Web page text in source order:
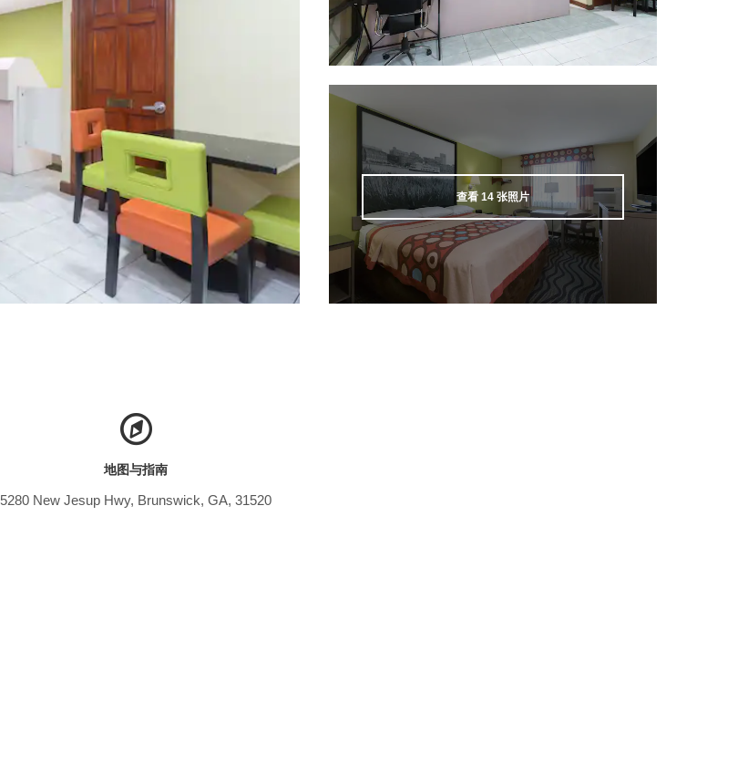
查看 14 张照片
地图与指南
5280 New Jesup Hwy, Brunswick, GA, 31520